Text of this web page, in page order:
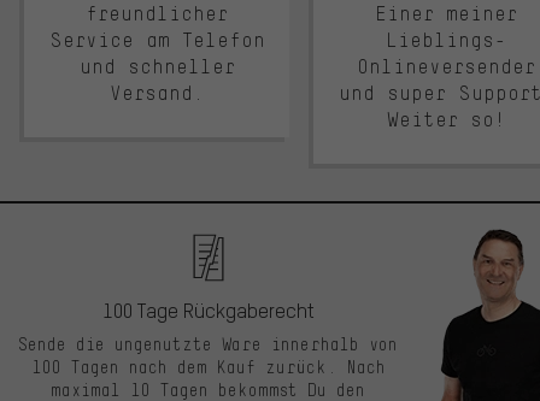
freundlicher
Service am Telefon
und schneller
Versand.
Einer meiner
Lieblings-
Onlineversender
und super
Weiter so!
100 Tage Rückgaberecht
Sende die ungenutzte Ware innerhalb von
100 Tagen nach dem Kauf zurück. Nach
maximal 10 Tagen bekommst Du den